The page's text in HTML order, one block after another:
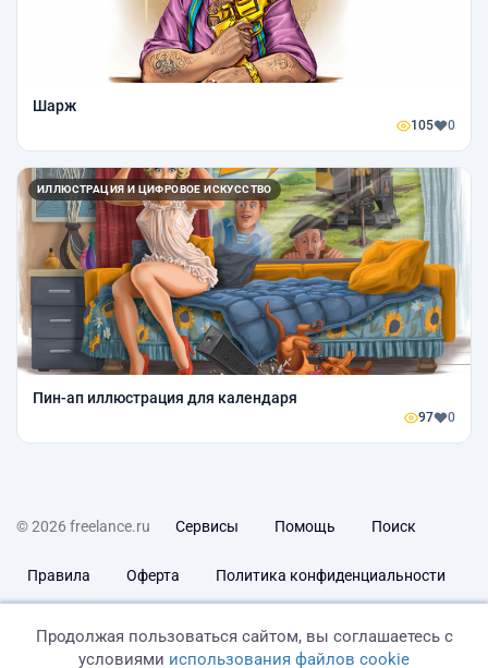
Шарж
105 0
ИЛЛЮСТРАЦИЯ И ЦИФРОВОЕ ИСКУССТВО
Пин-ап иллюстрация для календаря
97 0
© 2026 freelance.ru Сервисы Помощь Поиск
Правила Оферта Политика конфиденциальности
Продолжая пользоваться сайтом, вы соглашаетесь с
условиями использования файлов cookie